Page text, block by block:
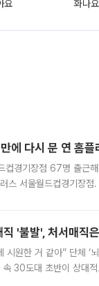
요 화나요
에 다시 문 연 홈플
컵경기장점 67명 출근
스 서울월드컵경기장
직 '불발', 처서매직
시원한 거 같아” 단체 ‘
속 30도대 초반이 상대